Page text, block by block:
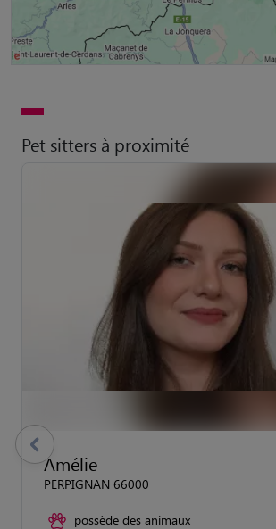
Pet sitters à proximité
Amélie
PERPIGNAN 66000
possède des animaux
previous